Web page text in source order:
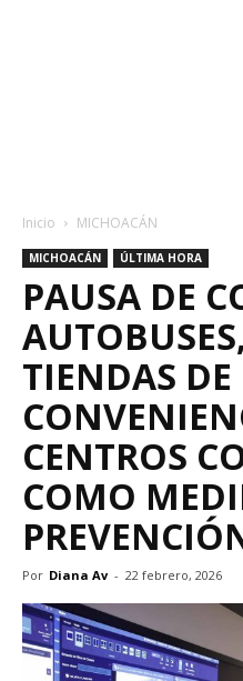
Inicio MICHOACÁN
MICHOACÁN ÚLTIMA HORA
PAUSA DE
TIENDAS DE
CENTROS
COMO
Por Diana Av - 22 febrero, 2026